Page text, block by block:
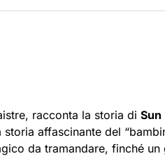
racconta la storia di Sun
affascinante del
da tramandare, finché